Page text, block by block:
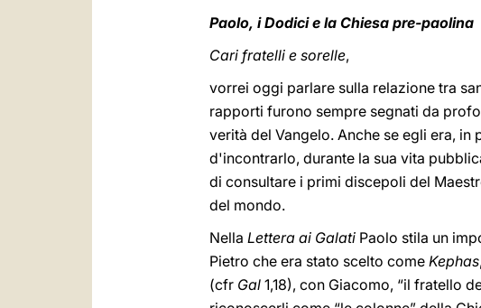
Paolo, i Dodici e la Chiesa pre-paolina
Cari fratelli e sorelle,
vorrei oggi parlare sulla relazione tra
rapporti furono sempre segnati da
verità del Vangelo. Anche se egli era,
d'incontrarlo, durante la sua vita
di consultare i primi discepoli del
del mondo.
Nella Lettera ai Galati Paolo stila un
Pietro che era stato scelto come Kephas
(cfr Gal 1,18), con Giacomo, “il fratello